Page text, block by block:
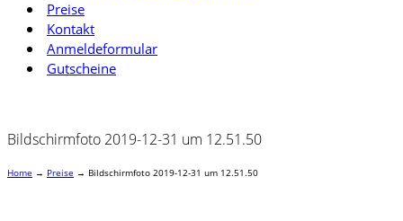
Preise
Kontakt
Anmeldeformular
Gutscheine
Bildschirmfoto 2019-12-31 um 12.51.50
Home → Preise → Bildschirmfoto 2019-12-31 um 12.51.50